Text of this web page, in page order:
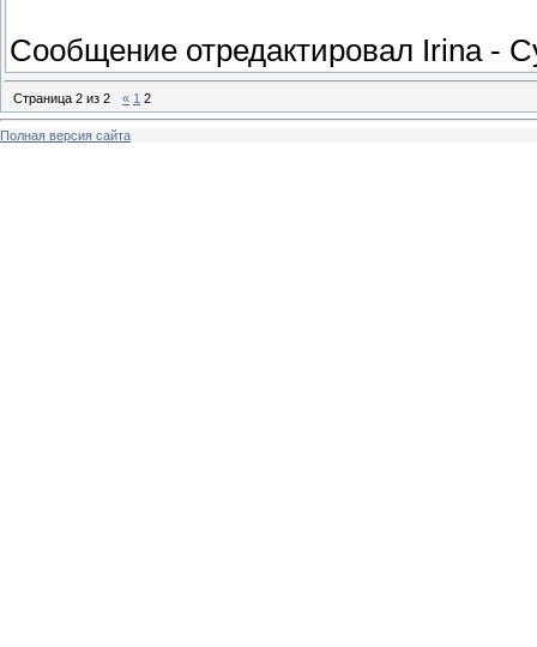
Сообщение отредактировал Irina-
Страница 2 из 2 « 1 2
Полная версия сайта